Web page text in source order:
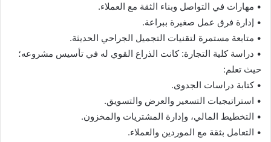
• مهارات في التواصل وبناء الثقة مع العملاء.
• إدارة فرق عمل صغيرة ببراعة.
• متابعة مستمرة لتقنيات التجميل الجراحي الحديثة.
• دراسة كلية التجارة: كانت الذراع القوي له في تأسيس مشروعه؛
حيث تعلم:
• كتابة دراسات الجدوى.
• استراتيجيات التسعير والعرض والتسويق.
• التخطيط المالي، وإدارة المشتريات والمخزون.
• التعامل بثقة مع الموردين والعملاء.